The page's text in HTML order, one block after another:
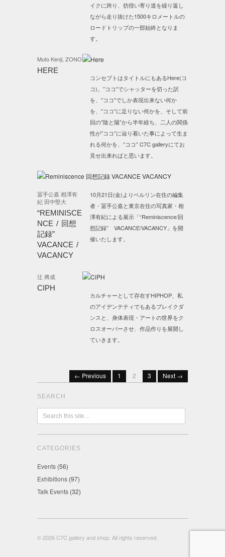
イクに跨り、彷徨い寄り道を繰り返し
ながら走り抜けた1500キロメートルの
ロードトリップの一部始終となりま
す。
Muto Kenji, ZONO
HERE
コンセプトはタイトルにもあるHere(コ
コ)。”ココ”でシャッターを切った訳
を、”ココ”でしか表現出来ない何か
を、”ココ”に足りない何かを、そして前
回の”陰と陽”から半年経ち、二人の関係
性が”ココ”に辿り着いた事によって生ま
れる何かを、”ココ” C7C galleryにてお
見せ出来ればと思います。
冨手公嘉 相澤有
紀 田中堅大
“REMINISCE
NCE / 回想
記録”
VACANCE /
VACANCY
10月21日(金)よりベルリン在住の編集
者・冨手公嘉と東京在住の写真家・相
澤有紀による展示「“Reminiscence/回
想記録” VACANCE/VACANCY」を開
催いたします。
辻 將成
CIPH
カルチャーとして存在すHIPHOP、私
のアイデンテティでもあるブレイクダ
ンスと、身体表現・アートの世界をク
ロスオーバーさせ、作品作りを展開し
ていきます。
← Previous 1 2 3 Next →
SEARCH
CATEGORIES
Events (56)
Exhibitions (97)
Talk Events (32)
© 2026 C7C gallery and shop. All rights reserved.